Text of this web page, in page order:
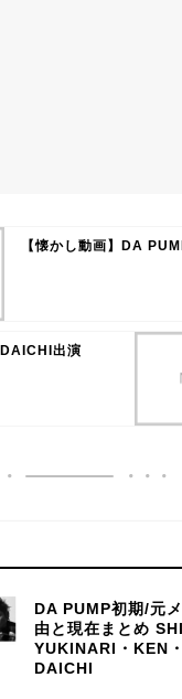
【懐かし動画】DA
出演
DA PUMP初期/元
由と現在まとめ
YUKINARI・KEN
DAICHI